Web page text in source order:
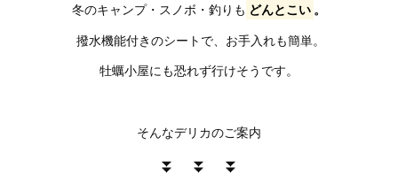
冬のキャンプ・スノボ・釣りも どんとこい 。
撥水機能付きのシートで、お手入れも簡単。
牡蠣小屋にも恐れず行けそうです。
そんなデリカのご案内
⏬ ⏬ ⏬